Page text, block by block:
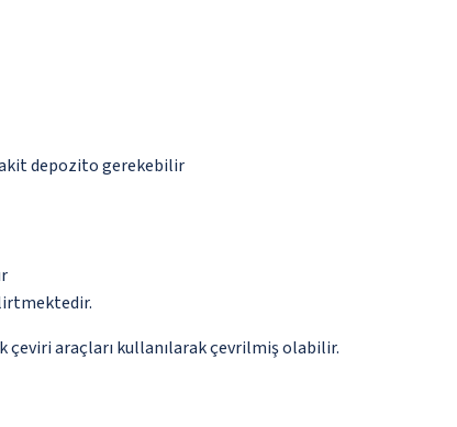
depozito gerekebilir
çeviri araçları kullanılarak çevrilmiş olabilir.